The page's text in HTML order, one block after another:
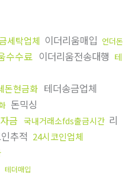
세탁업체 이더리움매입 언더돈
수수료 이더리움전송대행 테
돈현금화 테더송금업체
돈믹싱
금 국내거래소fds출금시간 리
추적 24시코인업체
테더매입